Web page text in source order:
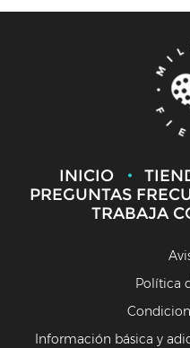
INICIO
PREGUNTAS
TRABAJA
Política
Información básica y